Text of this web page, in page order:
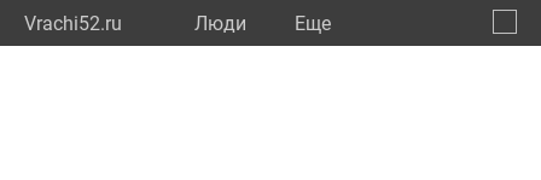
Vrachi52.ru Люди Eще